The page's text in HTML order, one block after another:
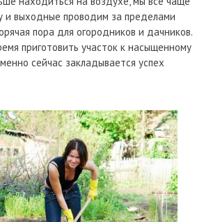
и выходные проводим за пределами
пора для огородников и дачников.
приготовить участок к насыщенному
сейчас закладывается успех